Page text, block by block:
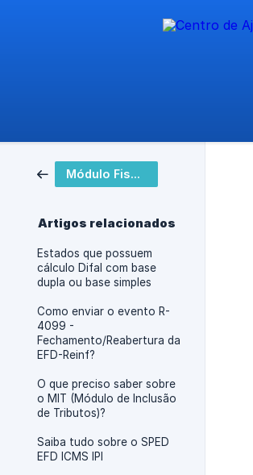
Módulo Fiscal
Artigos relacionados
Estados que possuem
cálculo Difal com base
dupla ou base simples
Como enviar o evento R-
4099 -
Fechamento/Reabertura da
EFD-Reinf?
O que preciso saber sobre
o MIT (Módulo de Inclusão
de Tributos)?
Saiba tudo sobre o SPED
EFD ICMS IPI